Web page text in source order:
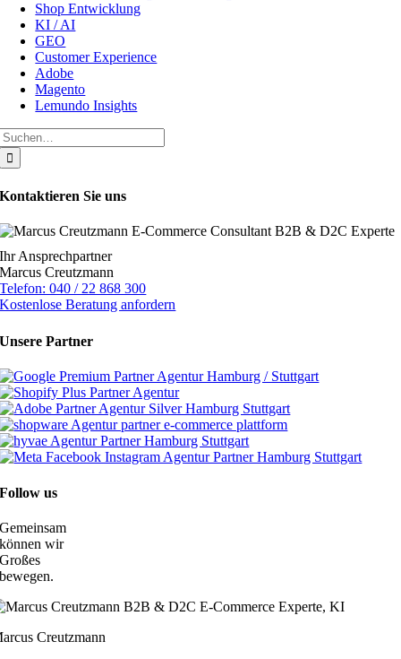
Shop Entwicklung
KI / AI
GEO
Customer Experience
Adobe
Magento
Lemundo Insights
Kontaktieren Sie uns
Ihr Ansprechpartner
Marcus Creutzmann
Telefon: 040 / 22 868 300
Kostenlose Beratung anfordern
Unsere Partner
Follow us
Gemeinsam
können wir
Großes
bewegen.
Creutzmann